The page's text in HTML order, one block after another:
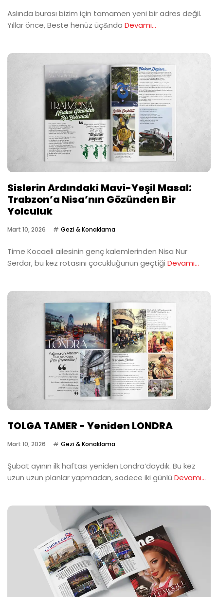
Aslında burası bizim için tamamen yeni bir adres değil.
Yıllar önce, Beste henüz üç&nda Devamı...
Sislerin Ardındaki Mavi-Yeşil Masal:
Trabzon’a Nisa’nın Gözünden Bir
Yolculuk
Mart 10, 2026 Gezi & Konaklama
Time Kocaeli ailesinin genç kalemlerinden Nisa Nur
Serdar, bu kez rotasını çocukluğunun geçtiği Devamı...
TOLGA TAMER - Yeniden LONDRA
Mart 10, 2026 Gezi & Konaklama
Şubat ayının ilk haftası yeniden Londra’daydık. Bu kez
uzun uzun planlar yapmadan, sadece iki günlü Devamı...